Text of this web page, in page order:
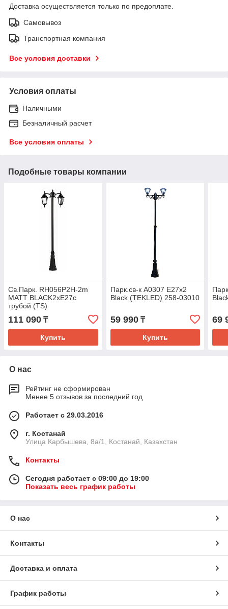
Доставка осуществляется только по предоплате.
Самовывоз
Транспортная компания
Все условия доставки
Условия оплаты
Наличными
Безналичный расчет
Все условия оплаты
Подобные товары компании
Св.Парк. RH056P2H-2m
MATT BLACK2xE27с
трубой (TS)
111 090 ₸
Купить
Парк.св-к A0307 E27x2
Black (TEKLED) 258-03010
59 990₸
Купить
69
О нас
Рейтинг не сформирован
Менее 5 отзывов за последний год
Работает с 29.03.2016
г. Костанай
Улица Карбышева, 8а/1, Костанай, Казахстан
Контакты
Сегодня работает с 09:00 до 19:00
Показать весь график работы
О нас
Контакты
Доставка и оплата
График работы